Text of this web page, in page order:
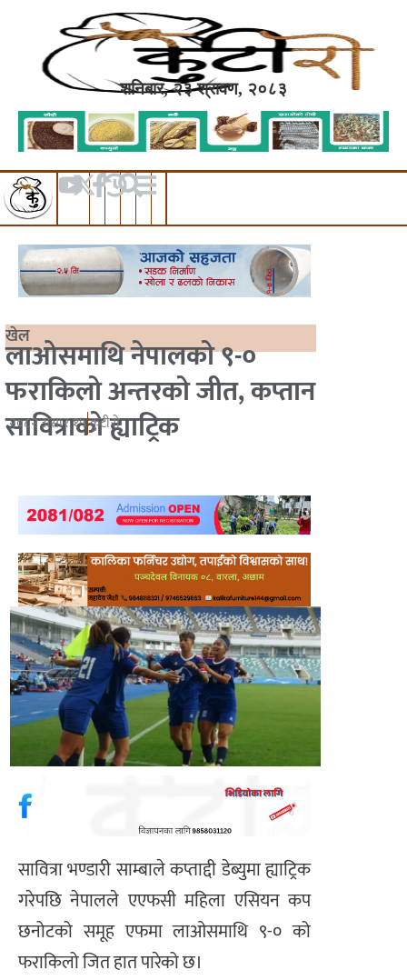
शनिबार, २३ श्रावण, २०८३
खेल
लाओसमाथि नेपालको ९-०
फराकिलो अन्तरको जीत, कप्तान
सावित्राको ह्याट्रिक
२०८२ असार १५कुटीरो
सावित्रा भण्डारी साम्बाले कप्ताद्दी डेब्युमा ह्याट्रिक
गरेपछि नेपालले एएफसी महिला एसियन कप
छनोटको समूह एफमा लाओसमाथि ९-० को
फराकिलो जित हात पारेको छ।